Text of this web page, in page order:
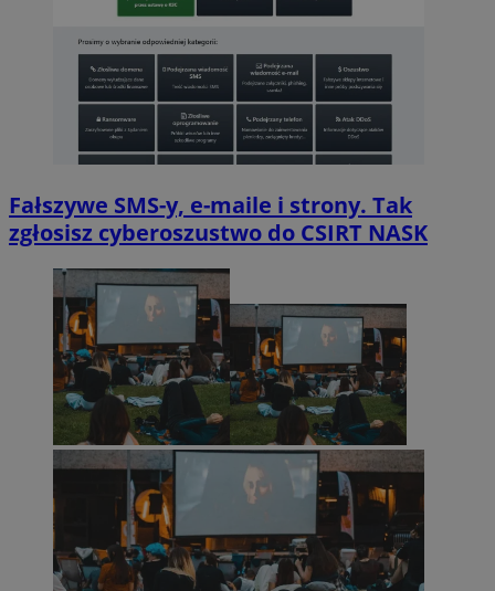
Fałszywe SMS-y, e-maile i strony. Tak
zgłosisz cyberoszustwo do CSIRT NASK